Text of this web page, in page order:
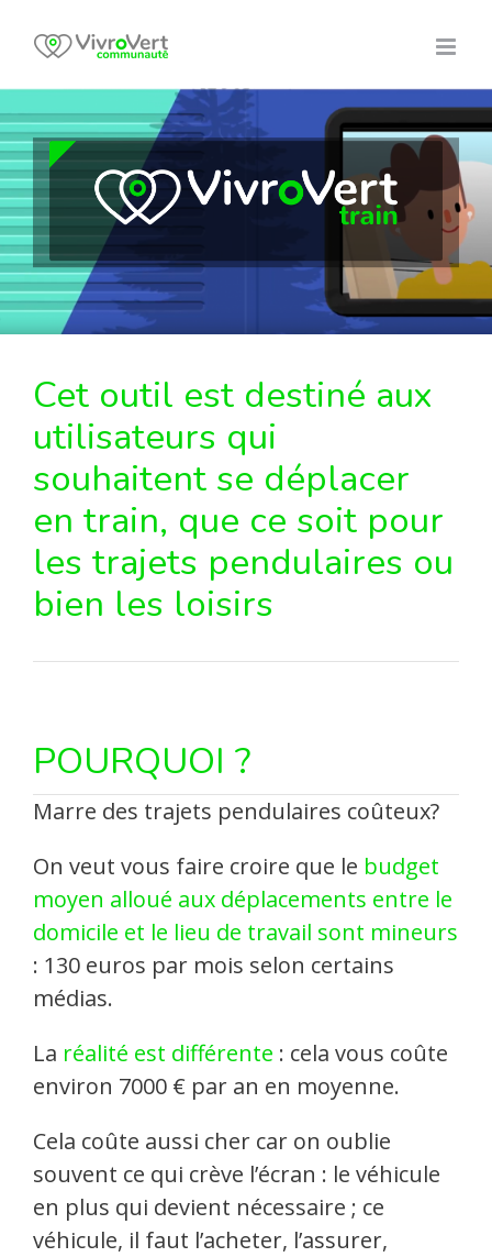
content
Cet outil est destiné aux
utilisateurs qui
souhaitent se déplacer
en train, que ce soit pour
les trajets pendulaires ou
bien les loisirs
POURQUOI ?
Marre des trajets pendulaires coûteux?
On veut vous faire croire que le budget
moyen alloué aux déplacements entre le
domicile et le lieu de travail sont mineurs
: 130 euros par mois selon certains
médias.
La réalité est différente : cela vous coûte
environ 7000 € par an en moyenne.
Cela coûte aussi cher car on oublie
souvent ce qui crève l’écran : le véhicule
en plus qui devient nécessaire ; ce
véhicule, il faut l’acheter, l’assurer,